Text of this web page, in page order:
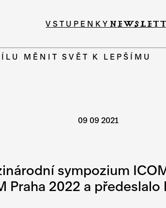
VSTUPENKY
MĚNIT SVĚT K LEPŠÍMU
09 09 2021
sympozium
Praha 2022 a předeslalo